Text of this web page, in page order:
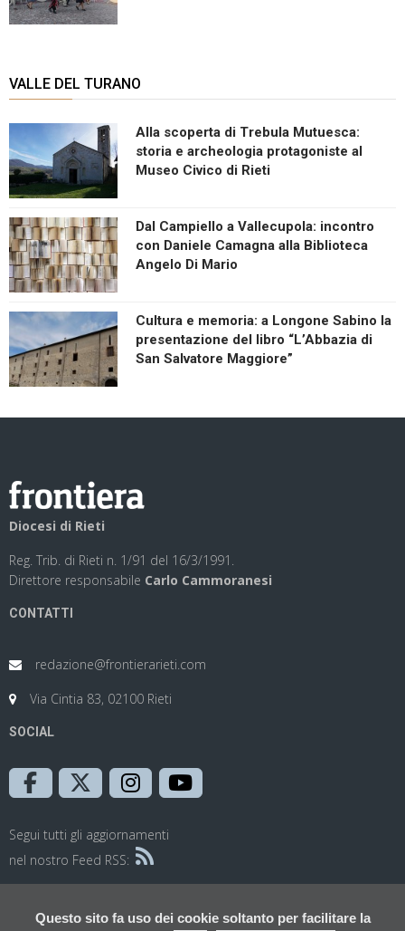
Questo sito fa uso dei cookie soltanto per facilitare la
VALLE DEL TURANO
Alla scoperta di Trebula Mutuesca:
storia e archeologia protagoniste al
Museo Civico di Rieti
Dal Campiello a Vallecupola: incontro
con Daniele Camagna alla Biblioteca
Angelo Di Mario
Cultura e memoria: a Longone Sabino la
presentazione del libro “L’Abbazia di
San Salvatore Maggiore”
Diocesi di Rieti
Reg. Trib. di Rieti n. 1/91 del 16/3/1991.
Direttore responsabile Carlo Cammoranesi
CONTATTI
redazione@frontierarieti.com
Via Cintia 83, 02100 Rieti
SOCIAL
Segui tutti gli aggiornamenti
nel nostro Feed RSS: